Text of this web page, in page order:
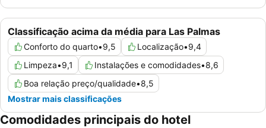
Classificação acima da média para Las Palmas
Conforto do quarto•9,5 Localização•9,4
Limpeza•9,1 Instalações e comodidades•8,6
Boa relação preço/qualidade•8,5
Mostrar mais classificações
Comodidades principais do hotel